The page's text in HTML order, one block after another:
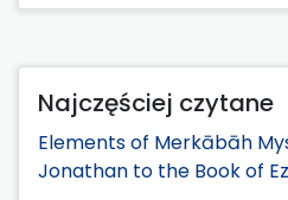
Najczęściej czytane
Elements of Merkābāh
Jonathan to the Book of